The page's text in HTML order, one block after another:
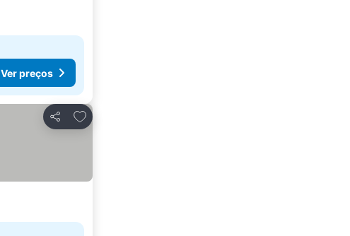
Ver preços
Partilhar
Adicionar aos favoritos